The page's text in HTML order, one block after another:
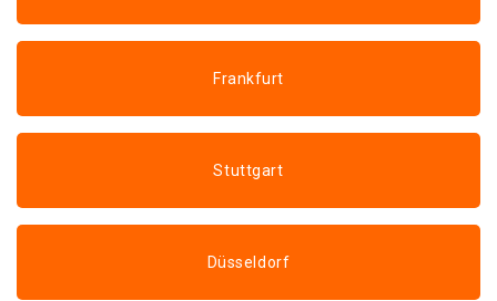
Frankfurt
Stuttgart
Düsseldorf